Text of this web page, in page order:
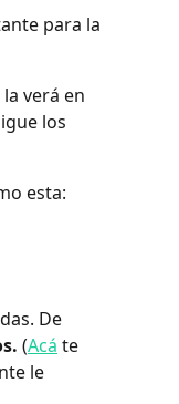
para la
verá en
los
esta:
De
(Acá te
le